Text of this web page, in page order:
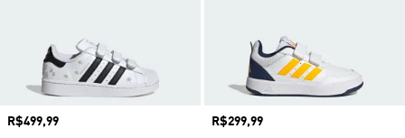
Preço
R$499,99
Preço
R$299,99